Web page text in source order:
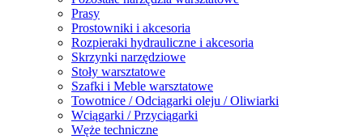
Prasy
Prostowniki i akcesoria
Rozpieraki hydrauliczne i akcesoria
Skrzynki narzędziowe
Stoły warsztatowe
Szafki i Meble warsztatowe
Towotnice / Odciągarki oleju / Oliwiarki
Wciągarki / Przyciągarki
Węże techniczne